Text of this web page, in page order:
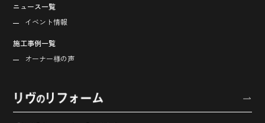
ニュース一覧
イベント情報
施工事例一覧
オーナー様の声